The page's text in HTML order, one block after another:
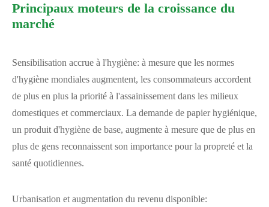
Principaux moteurs de la croissance du
marché
Sensibilisation accrue à l'hygiène: à mesure que les normes
d'hygiène mondiales augmentent, les consommateurs accordent
de plus en plus la priorité à l'assainissement dans les milieux
domestiques et commerciaux. La demande de papier hygiénique,
un produit d'hygiène de base, augmente à mesure que de plus en
plus de gens reconnaissent son importance pour la propreté et la
santé quotidiennes.
Urbanisation et augmentation du revenu disponible: